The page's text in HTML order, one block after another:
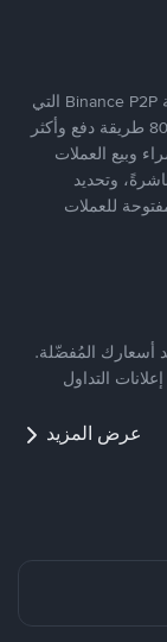
يضع ملايين المُستخدمين حول العالم ثقتهم في منصّة Binance P2P التي
توفّر منصّة آمنة لتداول العملات الرقمية بأكثر من 800 طريقة دفع وأكثر
وبيع العملات
وتحديد
للعملات
أسعارك المُفضّلة.
التداول
عرض المزيد